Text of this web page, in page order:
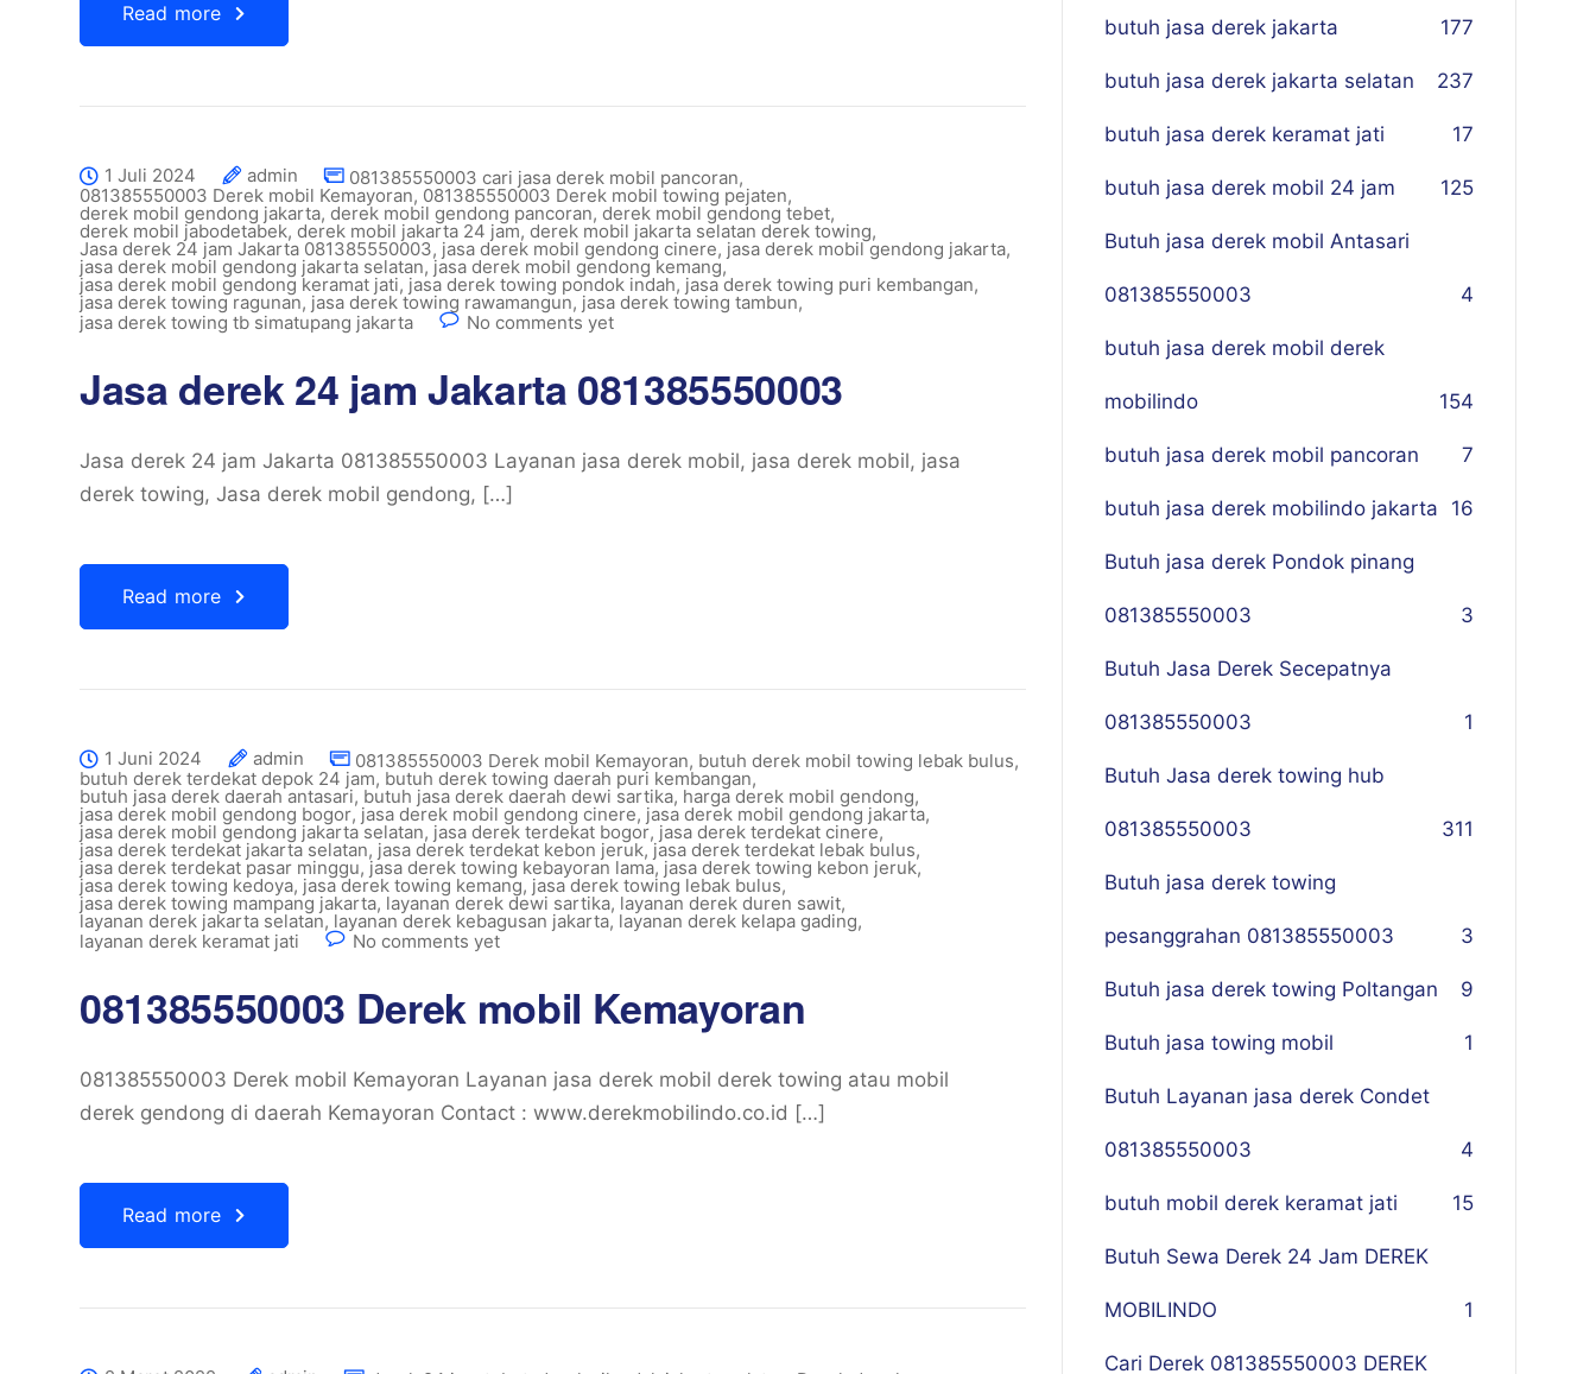
Read more
1 Juli 2024 admin 081385550003 cari jasa derek mobil pancoran,
081385550003 Derek mobil Kemayoran, 081385550003 Derek mobil towing pejaten,
derek mobil gendong jakarta, derek mobil gendong pancoran, derek mobil gendong tebet,
derek mobil jabodetabek, derek mobil jakarta 24 jam, derek mobil jakarta selatan derek towing,
Jasa derek 24 jam Jakarta 081385550003, jasa derek mobil gendong cinere, jasa derek mobil gendong jakarta,
jasa derek mobil gendong jakarta selatan, jasa derek mobil gendong kemang,
jasa derek mobil gendong keramat jati, jasa derek towing pondok indah, jasa derek towing puri kembangan,
jasa derek towing ragunan, jasa derek towing rawamangun, jasa derek towing tambun,
jasa derek towing tb simatupang jakarta
No comments yet
Jasa derek 24 jam Jakarta 081385550003
Jasa derek 24 jam Jakarta 081385550003 Layanan jasa derek mobil, jasa derek mobil, jasa
derek towing, Jasa derek mobil gendong, […]
Read more
1 Juni 2024 admin 081385550003 Derek mobil Kemayoran, butuh derek mobil towing lebak bulus,
butuh derek terdekat depok 24 jam, butuh derek towing daerah puri kembangan,
butuh jasa derek daerah antasari, butuh jasa derek daerah dewi sartika, harga derek mobil gendong,
jasa derek mobil gendong bogor, jasa derek mobil gendong cinere, jasa derek mobil gendong jakarta,
jasa derek mobil gendong jakarta selatan, jasa derek terdekat bogor, jasa derek terdekat cinere,
jasa derek terdekat jakarta selatan, jasa derek terdekat kebon jeruk,jasa derek terdekat lebak bulus,
jasa derek terdekat pasar minggu, jasa derek towing kebayoran lama, jasa derek towing kebon jeruk,
jasa derek towing kedoya, jasa derek towing kemang, jasa derek towing lebak bulus,
jasa derek towing mampang jakarta, layanan derek dewi sartika, layanan derek duren sawit,
layanan derek jakarta selatan, layanan derek kebagusan jakarta, layanan derek kelapa gading,
layanan derek keramat jati
No comments yet
081385550003 Derek mobil Kemayoran
081385550003 Derek mobil Kemayoran Layanan jasa derek mobil derek towing atau mobil
derek gendong di daerah Kemayoran Contact : www.derekmobilindo.co.id […]
Read more
butuh jasa derek jakarta 177
butuh jasa derek jakarta selatan 237
butuh jasa derek keramat jati 17
butuh jasa derek mobil 24 jam 125
Butuh jasa derek mobil Antasari
081385550003 4
butuh jasa derek mobil derek
mobilindo 154
butuh jasa derek mobil pancoran 7
butuh jasa derek mobilindo jakarta 16
Butuh jasa derek Pondok pinang
081385550003 3
Butuh Jasa Derek Secepatnya
081385550003 1
Butuh Jasa derek towing hub
081385550003 311
Butuh jasa derek towing
pesanggrahan 081385550003 3
Butuh jasa derek towing Poltangan 9
Butuh jasa towing mobil 1
Butuh Layanan jasa derek Condet
081385550003 4
butuh mobil derek keramat jati 15
Butuh Sewa Derek 24 Jam DEREK
MOBILINDO 1
Cari Derek 081385550003 DEREK